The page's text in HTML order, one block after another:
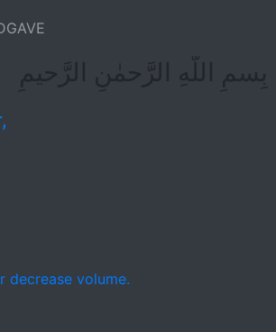
بِسمِ اللَّهِ الرَّحمٰنِ الرَّحيمِ
decrease volume.